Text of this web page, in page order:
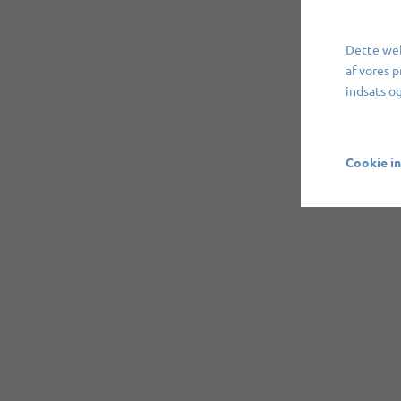
Dette
af vores
indsats
Cookie